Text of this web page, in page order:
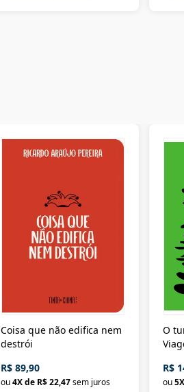
Coisa que não edifica nem
destrói
R$ 89,90
ou4X de R$ 22,47sem juros
O
até
até
R$
ou5